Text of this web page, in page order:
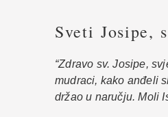
Sveti Josipe,
“Zdravo sv. Josipe,
mudraci, kako anđeli
držao u naručju. Moli